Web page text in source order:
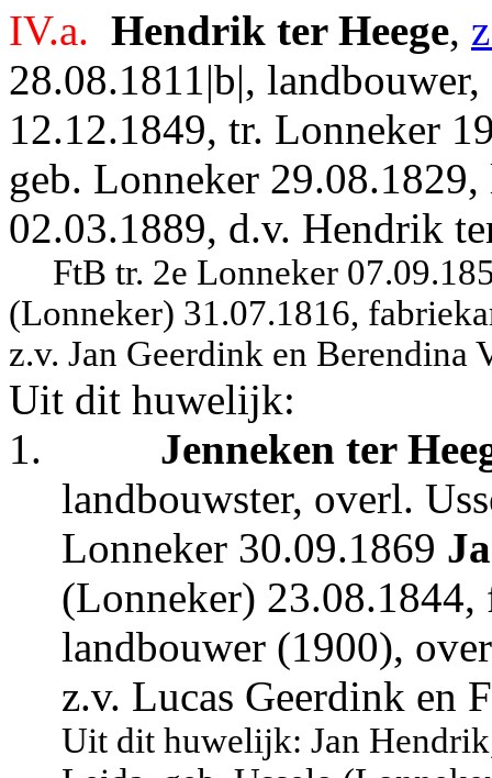
IV.a. Hendrik ter Heege,
28.08.1811|b|,
12.12.1849, tr. Lonneker
geb. Lonneker
02.03.1889, d.v. Hendrik
FtB tr. 2e Lonneker
(Lonneker) 31.07.1816,
z.v. Jan Geerdink en Berendina
Uit dit huwelijk:
1.
Jenneken ter
landbouwster, overl.
Lonneker 30.09.1869
(Lonneker) 23.08.1844,
landbouwer (1900),
z.v. Lucas Geerdink en
Uit dit huwelijk: Jan